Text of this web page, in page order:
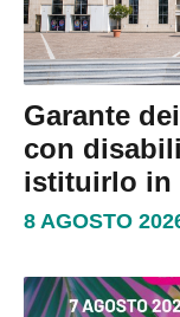
Garante
con
istituirlo in
8 AGOSTO